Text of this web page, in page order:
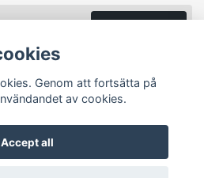
Genom att fortsätta på
av cookies.
Accept all